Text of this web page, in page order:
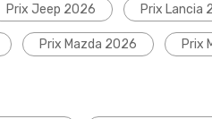
Prix Jeep 2026 Prix Lancia
Prix Mazda 2026 Prix